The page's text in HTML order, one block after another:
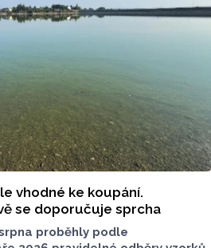
vhodné ke koupání.
se doporučuje sprcha
proběhly podle